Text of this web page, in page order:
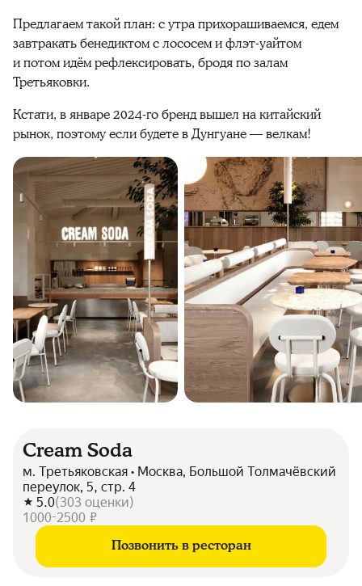
Предлагаем такой план: с утра прихорашиваемся, едем
завтракать бенедиктом с лососем и флэт-уайтом
и потом идём рефлексировать, бродя по залам
Третьяковки.
Кстати, в январе 2024-го бренд вышел на китайский
рынок, поэтому если будете в Дунгуане — велкам!
Cream Soda
м. Третьяковская • Москва, Большой Толмачёвский
переулок, 5, стр. 4
5.0(303 оценки)
1000-2500 ₽
Позвонить в ресторан